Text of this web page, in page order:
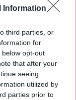
Information
third parties, or
for
opt-out
that after your
seeing
utilized by
parties prior to
ben is!